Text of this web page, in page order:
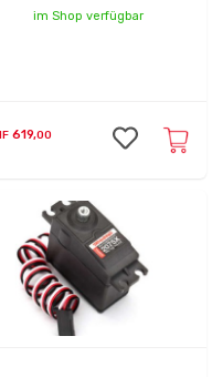
im Shop verfügbar
619,00